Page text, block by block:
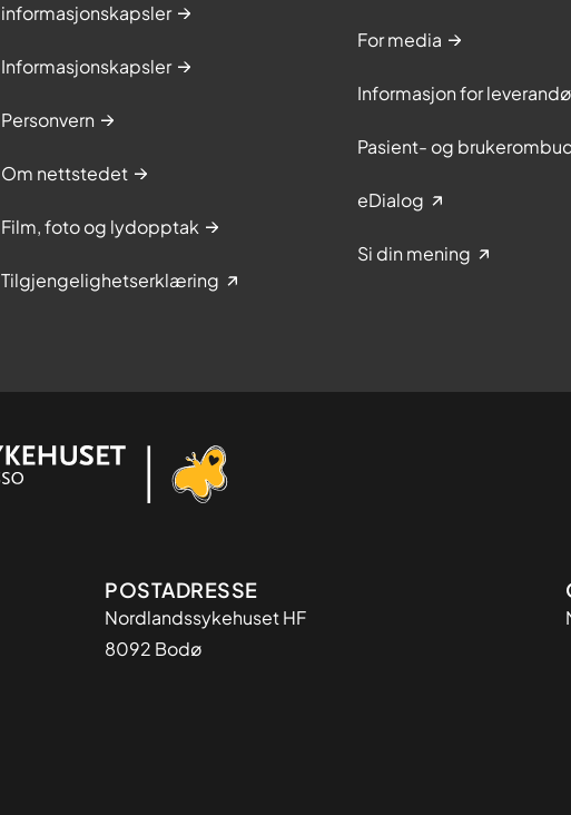
informasjonskapsler
Informasjonskapsler
Personvern
Om nettstedet
Film, foto og lydopptak
Tilgjengelighetserklæring
For media
Informasjon for
Pasient- og
eDialog
Si din mening
Adresse
POSTADRESSE
Nordlandssykehuset HF
8092 Bodø